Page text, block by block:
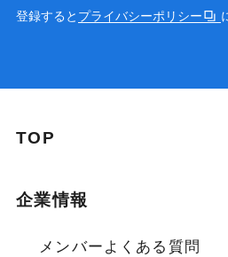
登録すると プライバシーポリシー
TOP
企業情報
メンバー よくある質問